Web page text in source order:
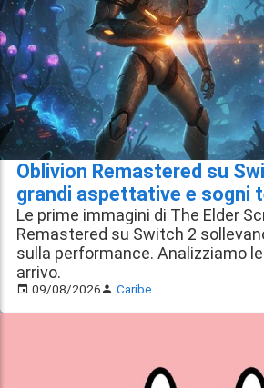
Oblivion Remastered su
grandi aspettative e sogni
Le prime immagini di The Elder
Remastered su Switch 2
sulla performance. Analizziamo
arrivo.
09/08/2026 Caribe